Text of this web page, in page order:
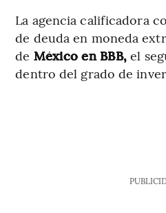
La agencia calificadora
de deuda en moneda
de México en BBB,el
dentro del grado de